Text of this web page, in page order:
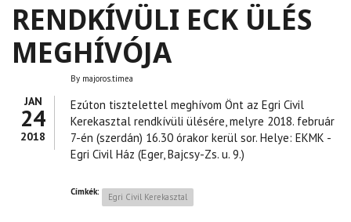
RENDKÍVÜLI ECK ÜLÉS
MEGHÍVÓJA
JAN
24
2018
By majoros.timea
Ezúton tisztelettel meghívom Önt az Egri Civil
Kerekasztal rendkívüli ülésére, melyre 2018. február
7-én (szerdán) 16.30 órakor kerül sor. Helye: EKMK -
Egri Civil Ház (Eger, Bajcsy-Zs. u. 9.)
Címkék: Egri Civil Kerekasztal